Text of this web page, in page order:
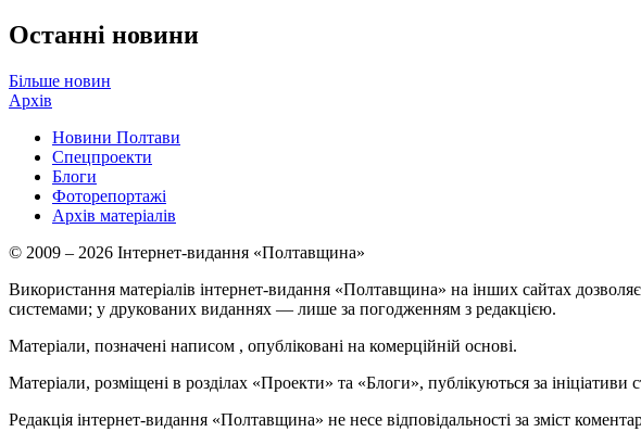
Останні новини
Більше новин
Архів
Новини Полтави
Спецпроекти
Блоги
Фоторепортажі
Архів матеріалів
© 2009 – 2026 Інтернет-видання «Полтавщина»
Використання матеріалів інтернет-видання «Полтавщина» на інших сайтах
системами; у друкованих виданнях — лише за погодженням з редакцією.
Матеріали, позначені написом , опубліковані на комерційній основі.
Матеріали, розміщені в розділах «Проекти» та «Блоги», публікуються за ініціативи
Редакція інтернет-видання «Полтавщина» не несе відповідальності за зміст